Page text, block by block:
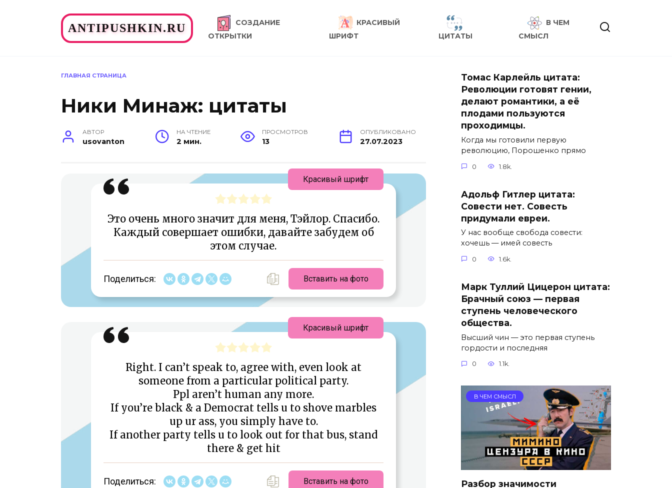
ANTIPUSHKIN.RU
СОЗДАНИЕ
ОТКРЫТКИ
КРАСИВЫЙ
ШРИФТ
ЦИТАТЫ
В ЧЕМ
СМЫСЛ
ГЛАВНАЯ СТРАНИЦА
Ники Минаж: цитаты
АВТОР
usovanton
НА ЧТЕНИЕ
2 мин.
ПРОСМОТРОВ
13
ОПУБЛИКОВАНО
27.07.2023
Это очень много значит для меня, Тэйлор. Спасибо.
Каждый совершает ошибки, давайте забудем об
этом случае.
Поделиться: Вставить на фото
Красивый шрифт
Right. I can’t speak to, agree with, even look at
someone from a particular political party.
Ppl aren’t human any more.
If you’re black & a Democrat tells u to shove marbles
up ur ass, you simply have to.
If another party tells u to look out for that bus, stand
there & get hit
Поделиться: Вставить на фото
Красивый шрифт
Томас Карлейль цитата:
Революции готовят гении,
делают романтики, а её
плодами пользуются
проходимцы.
Когда мы готовили первую
революцию, Порошенко прямо
0 1.8k.
Адольф Гитлер цитата:
Совести нет. Совесть
придумали евреи.
У нас вообще свобода совести:
хочешь — имей совесть
0 1.6k.
Марк Туллий Цицерон цитата:
Брачный союз — первая
ступень человеческого
общества.
Высший чин — это первая ступень
гордости и последняя
0 1.1k.
В ЧЕМ СМЫСЛ
Разбор значимости